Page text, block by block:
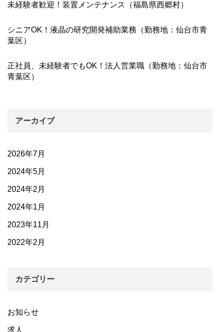
未経験者歓迎！装置メンテナンス（福島県西郷村）
シニアOK！液晶の研究開発補助業務（勤務地：仙台市青
葉区）
正社員、未経験者でもOK！法人営業職（勤務地：仙台市
青葉区）
アーカイブ
2026年7月
2024年5月
2024年2月
2024年1月
2023年11月
2022年2月
カテゴリー
お知らせ
求人